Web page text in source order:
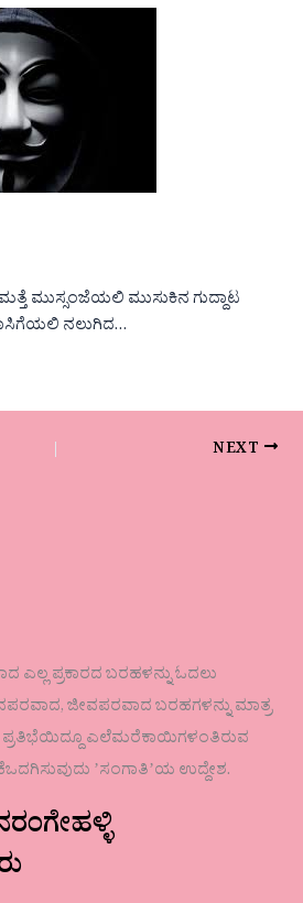
ಮುಸ್ಸಂಜೆಯಲಿ ಮುಸುಕಿನ ಗುದ್ದಾಟ
ನಲುಗಿದ…
NEXT
ಎಲ್ಲ ಪ್ರಕಾರದ ಬರಹಳನ್ನು ಓದಲು
ಜೀವಪರವಾದ ಬರಹಗಳನ್ನು ಮಾತ್ರ
ಪ್ರತಿಭೆಯಿದ್ದೂ ಎಲೆಮರೆಕಾಯಿಗಳಂತಿರುವ
ʼಸಂಗಾತಿʼಯ ಉದ್ದೇಶ.